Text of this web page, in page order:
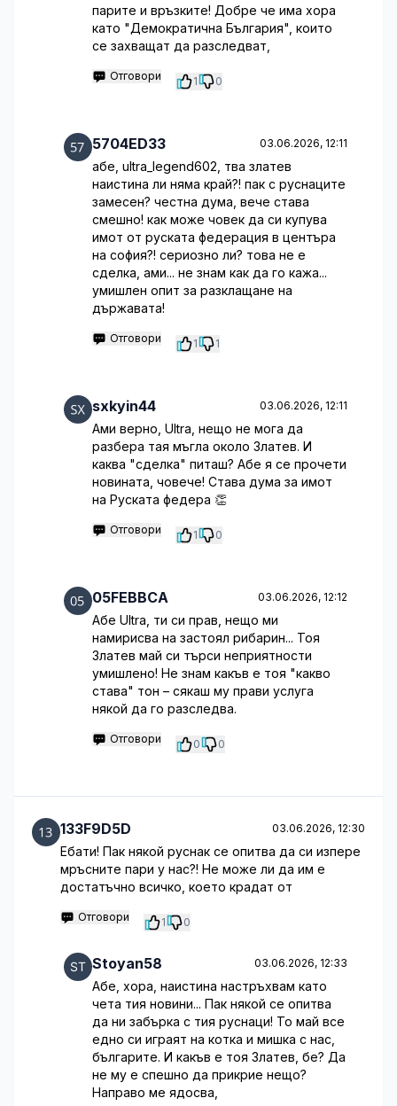
парите и връзките! Добре че има хора
като "Демократична България", които
се захващат да разследват,
Отговори 1 0
5704ED33 03.06.2026, 12:11
абе, ultra_legend602, тва златев
наистина ли няма край?! пак с руснаците
замесен? честна дума, вече става
смешно! как може човек да си купува
имот от руската федерация в центъра
на софия?! сериозно ли? това не е
сделка, ами... не знам как да го кажа...
умишлен опит за разклащане на
държавата!
Отговори 1 1
sxkyin44 03.06.2026, 12:11
Ами верно, Ultra, нещо не мога да
разбера тая мъгла около Златев. И
каква "сделка" питаш? Абе я се прочети
новината, човече! Става дума за имот
на Руската федера 👏
Отговори 1 0
05FEBBCA 03.06.2026, 12:12
Абе Ultra, ти си прав, нещо ми
намирисва на застоял рибарин... Тоя
Златев май си търси неприятности
умишлено! Не знам какъв е тоя "какво
става" тон – сякаш му прави услуга
някой да го разследва.
Отговори 0 0
133F9D5D 03.06.2026, 12:30
Ебати! Пак някой руснак се опитва да си изпере
мръсните пари у нас?! Не може ли да им е
достатъчно всичко, което крадат от
Отговори 1 0
Stoyan58 03.06.2026, 12:33
Абе, хора, наистина настръхвам като
чета тия новини... Пак някой се опитва
да ни забърка с тия руснаци! То май все
едно си играят на котка и мишка с нас,
българите. И какъв е тоя Златев, бе? Да
не му е спешно да прикрие нещо?
Направо ме ядосва,